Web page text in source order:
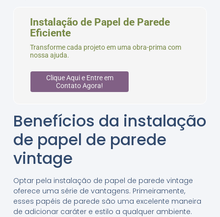
Instalação de Papel de Parede
Eficiente
Transforme cada projeto em uma obra-prima com
nossa ajuda.
Clique Aqui e Entre em
Contato Agora!
Benefícios da instalação
de papel de parede
vintage
Optar pela instalação de papel de parede vintage
oferece uma série de vantagens. Primeiramente,
esses papéis de parede são uma excelente maneira
de adicionar caráter e estilo a qualquer ambiente.